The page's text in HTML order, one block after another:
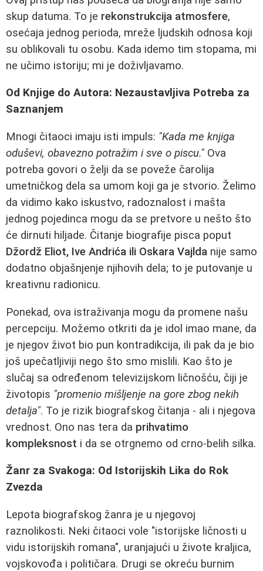
skup datuma. To je rekonstrukcija atmosfere,
osećaja jednog perioda, mreže ljudskih odnosa koji
su oblikovali tu osobu. Kada idemo tim stopama, mi
ne učimo istoriju; mi je doživljavamo.
Od Knjige do Autora: Nezaustavljiva Potreba za
Saznanjem
Mnogi čitaoci imaju isti impuls: "Kada me knjiga
oduševi, obavezno potražim i sve o piscu." Ova
potreba govori o želji da se poveže čarolija
umetničkog dela sa umom koji ga je stvorio. Želimo
da vidimo kako iskustvo, radoznalost i mašta
jednog pojedinca mogu da se pretvore u nešto što
će dirnuti hiljade. Čitanje biografije pisca poput
Džordž Eliot, Ive Andrića ili Oskara Vajlda nije samo
dodatno objašnjenje njihovih dela; to je putovanje u
kreativnu radionicu.
Ponekad, ova istraživanja mogu da promene našu
percepciju. Možemo otkriti da je idol imao mane, da
je njegov život bio pun kontradikcija, ili pak da je bio
još upečatljiviji nego što smo mislili. Kao što je
slučaj sa određenom televizijskom ličnošću, čiji je
životopis "promenio mišljenje na gore zbog nekih
detalja". To je rizik biografskog čitanja - ali i njegova
vrednost. Ono nas tera da prihvatimo
kompleksnost i da se otrgnemo od crno-belih silka.
Žanr za Svakoga: Od Istorijskih Lika do Rok
Zvezda
Lepota biografskog žanra je u njegovoj
raznolikosti. Neki čitaoci vole "istorijske ličnosti u
vidu istorijskih romana", uranjajući u živote kraljica,
vojskovođa i političara. Drugi se okreću burnim